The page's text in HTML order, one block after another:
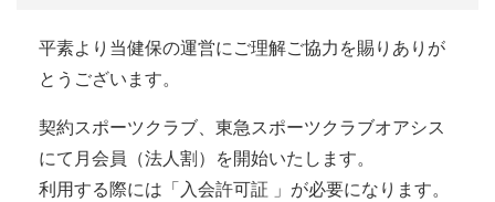
平素より当健保の運営にご理解ご協力を賜りありが
とうございます。
契約スポーツクラブ、東急スポーツクラブオアシス
にて月会員（法人割）を開始いたします。
利用する際には「入会許可証 」が必要になります。